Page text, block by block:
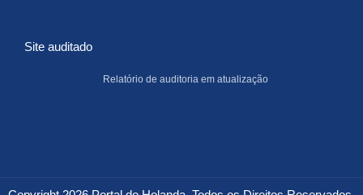
Site auditado
Relatório de auditoria em atualização